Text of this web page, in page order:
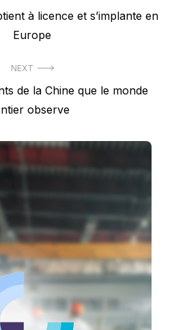
à licence et s’implante en
Europe
NEXT
de la Chine que le monde
observe